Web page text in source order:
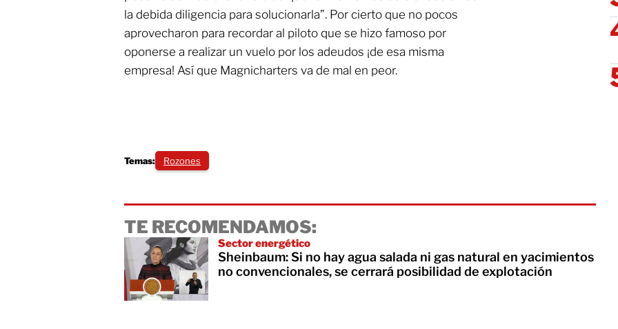
la debida diligencia para solucionarla”. Por cierto que no pocos
aprovecharon para recordar al piloto que se hizo famoso por
oponerse a realizar un vuelo por los adeudos ¡de esa misma
empresa! Así que Magnicharters va de mal en peor.
Temas: Rozones
TE RECOMENDAMOS:
Sector energético
Sheinbaum: Si no hay agua salada ni gas natural en yacimientos
no convencionales, se cerrará posibilidad de explotación